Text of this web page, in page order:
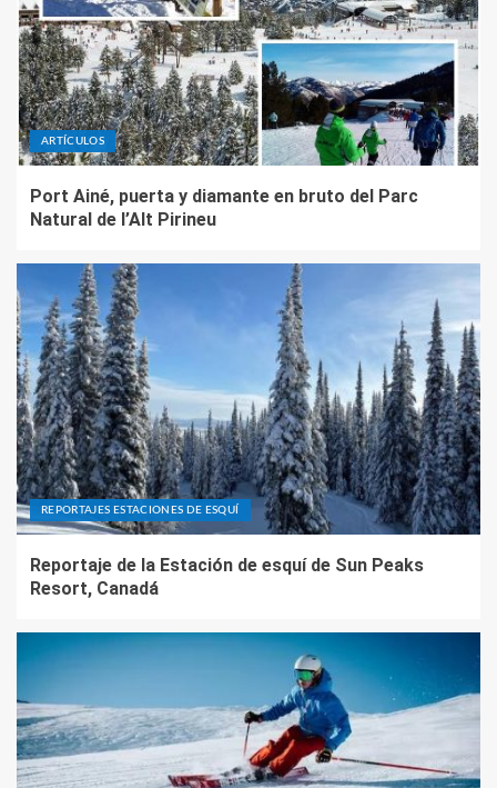
ARTÍCULOS
Port Ainé, puerta y diamante en bruto del Parc
Natural de l’Alt Pirineu
REPORTAJES ESTACIONES DE ESQUÍ
Reportaje de la Estación de esquí de Sun Peaks
Resort, Canadá